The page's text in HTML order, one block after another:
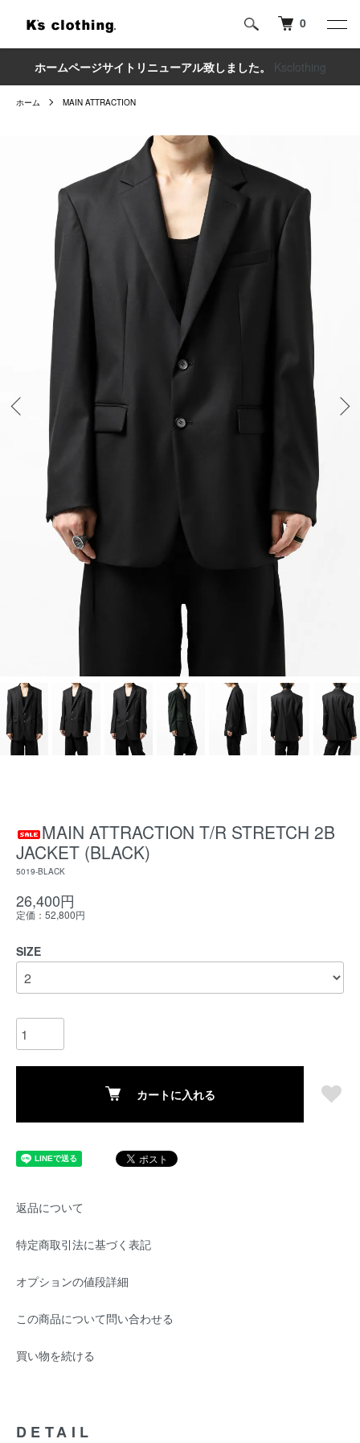
0
ホームページサイトリニューアル致しました。 Ksclothing
ホーム MAIN ATTRACTION
MAIN ATTRACTION T/R STRETCH 2B
JACKET (BLACK)
5019-BLACK
26,400円
定価：52,800円
SIZE
カートに入れる
返品について
特定商取引法に基づく表記
オプションの値段詳細
この商品について問い合わせる
買い物を続ける
DETAIL